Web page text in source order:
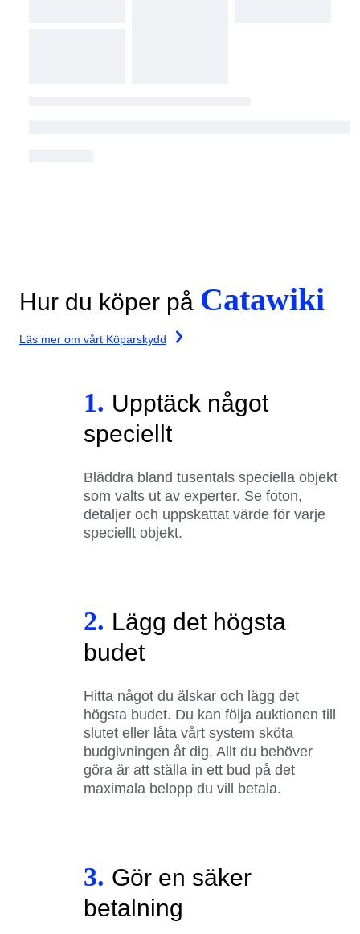
Hur du köper på Catawiki
Läs mer om vårt Köparskydd
1. Upptäck något
speciellt
Bläddra bland tusentals speciella objekt
som valts ut av experter. Se foton,
detaljer och uppskattat värde för varje
speciellt objekt.
2. Lägg det högsta
budet
Hitta något du älskar och lägg det
högsta budet. Du kan följa auktionen till
slutet eller låta vårt system sköta
budgivningen åt dig. Allt du behöver
göra är att ställa in ett bud på det
maximala belopp du vill betala.
3. Gör en säker
betalning